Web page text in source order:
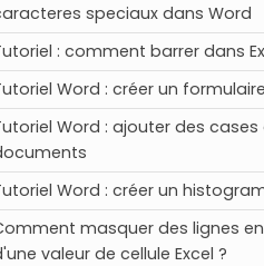
speciaux dans Word
: comment barrer dans
Word : créer un formulaire
Word : ajouter des
Word : créer un
masquer des lignes
valeur de cellule Excel ?